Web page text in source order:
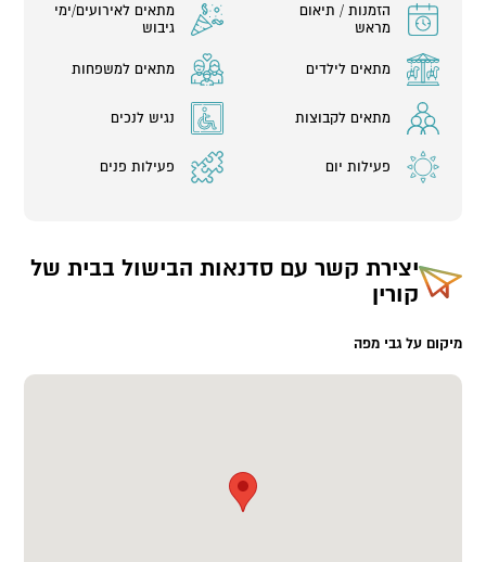
הזמנות / תיאום
מראש
מתאים לאירועים/ימי
גיבוש
מתאים לילדים מתאים למשפחות
מתאים לקבוצות נגיש לנכים
פעילות יום פעילות פנים
יצירת קשר עם סדנאות הבישול בבית של
קורין
מיקום על גבי מפה